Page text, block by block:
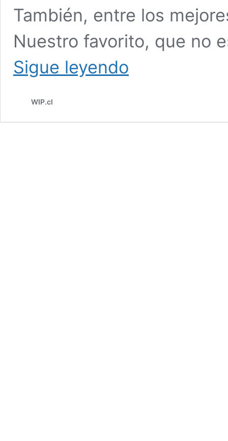
También, entre los
Nuestro favorito, que no
Sigue leyendo
WIP.cl